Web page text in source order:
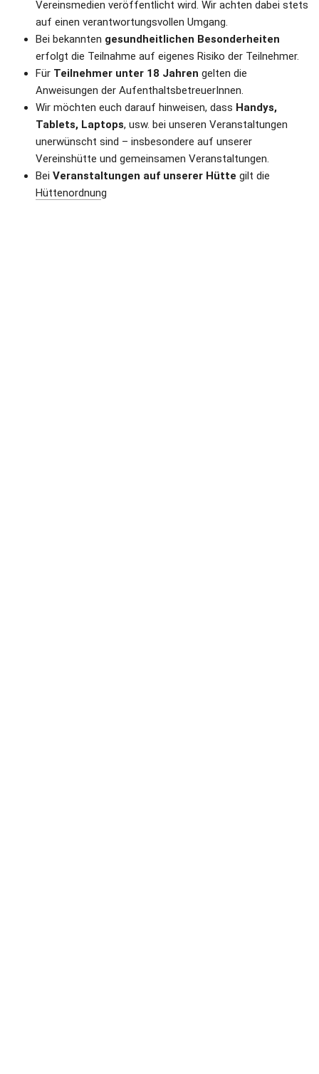
Vereinsmedien veröffentlicht wird. Wir achten dabei stets
auf einen verantwortungsvollen Umgang.
Bei bekannten gesundheitlichen Besonderheiten
erfolgt die Teilnahme auf eigenes Risiko der Teilnehmer.
Für Teilnehmer unter 18 Jahren gelten die
Anweisungen der AufenthaltsbetreuerInnen.
Wir möchten euch darauf hinweisen, dass Handys,
Tablets, Laptops, usw. bei unseren Veranstaltungen
unerwünscht sind – insbesondere auf unserer
Vereinshütte und gemeinsamen Veranstaltungen.
Bei Veranstaltungen auf unserer Hütte
Hüttenordnung